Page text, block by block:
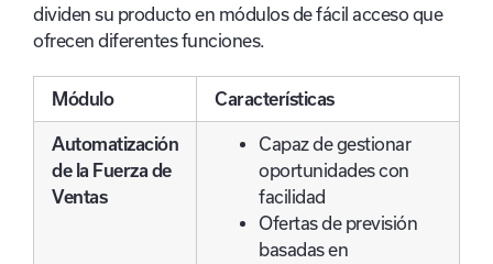
dividen su producto en módulos de fácil acceso que
ofrecen diferentes funciones.
Módulo Características
Automatización
de la Fuerza de
Ventas
Capaz de gestionar
oportunidades con
facilidad
Ofertas de previsión
basadas en